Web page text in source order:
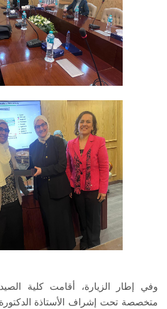
وفي إطار الزيارة، أقامت كلية
متخصصة تحت إشراف الأستاذة